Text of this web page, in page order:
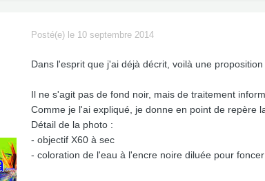
Posté(e) le 10 septembre 2014
Dans l'esprit que j'ai déjà décrit, voilà une proposition
Il ne s'agit pas de fond noir, mais de traitement
Comme je l'ai expliqué, je donne en point de repère
Détail de la photo :
- objectif X60 à sec
- coloration de l'eau à l'encre noire diluée pour